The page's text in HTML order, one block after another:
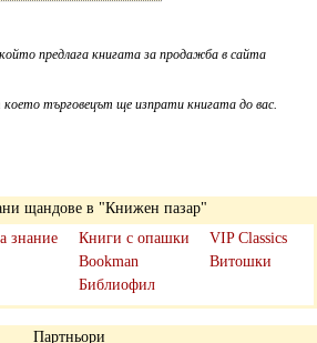
предлага книгата за продажба в сайта
търговецът ще изпрати книгата до вас.
щандове в "Книжен пазар"
знание
Книги с опашки
Bookman
Библиофил
VIP Classics
Витошки
Партньори